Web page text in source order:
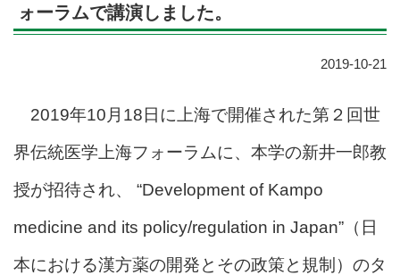
ォーラムで講演しました。
2019-10-21
2019年10月18日に上海で開催された第２回世
界伝統医学上海フォーラムに、本学の新井一郎教
授が招待され、 “Development of Kampo
medicine and its policy/regulation in Japan”（日
本における漢方薬の開発とその政策と規制）のタ